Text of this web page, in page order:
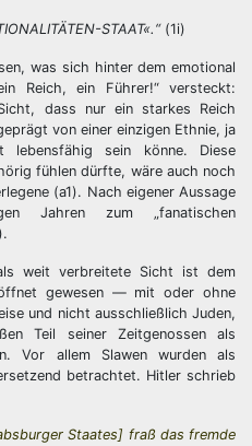
STAAT«.“(1i)
was sich hinter dem emotional
Reich, ein Führer!“ versteckt:
dass nur ein starkes Reich
von einer einzigen Ethnie, ja
lebensfähig sein könne. Diese
fühlen dürfte, wäre auch noch
(a1). Nach eigener Aussage
Jahren zum „fanatischen
weit verbreitete Sicht ist dem
gewesen — mit oder ohne
und nicht ausschließlich Juden,
Teil seiner Zeitgenossen als
Vor allem Slawen wurden als
betrachtet. Hitler schrieb
Staates] fraß das fremde